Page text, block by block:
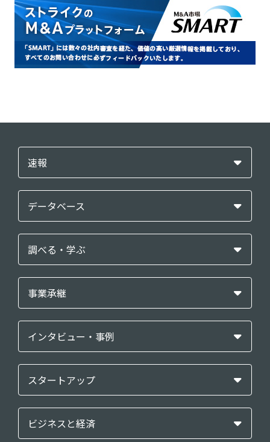
速報
データベース
調べる・学ぶ
事業承継
インタビュー・事例
スタートアップ
ビジネスと経済